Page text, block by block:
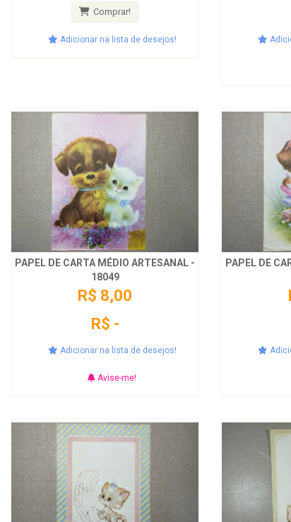
Comprar!
Adicionar na lista de desejos!
PAPEL DE CARTA MÉDIO ARTESANAL -
18049
R$ 8,00
R$ -
Adicionar na lista de desejos!
Avise-me!
PAPEL DE